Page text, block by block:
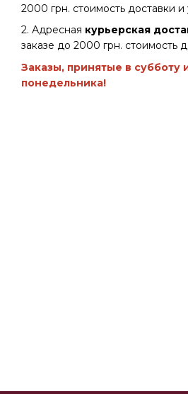
2000 грн. стоимость доставки и
2. Адресная курьерская
заказе до 2000 грн. стоимость
Заказы, принятые в субботу
понедельника!